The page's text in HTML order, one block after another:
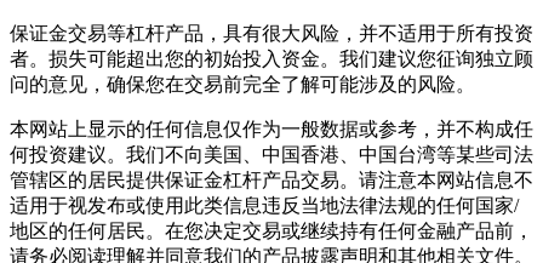
保证金交易等杠杆产品，具有很大风险，并不适用于所有投资
者。损失可能超出您的初始投入资金。我们建议您征询独立顾
问的意见，确保您在交易前完全了解可能涉及的风险。
本网站上显示的任何信息仅作为一般数据或参考，并不构成任
何投资建议。我们不向美国、中国香港、中国台湾等某些司法
管辖区的居民提供保证金杠杆产品交易。请注意本网站信息不
适用于视发布或使用此类信息违反当地法律法规的任何国家/
地区的任何居民。在您决定交易或继续持有任何金融产品前，
请务必阅读理解并同意我们的产品披露声明和其他相关文件。